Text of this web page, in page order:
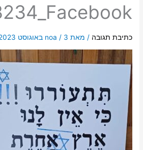
כתיבת תגובה / מאת noa / 3 באוגוסט 2023